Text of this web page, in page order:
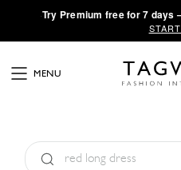
·Try Premium free for 7 days
MENU